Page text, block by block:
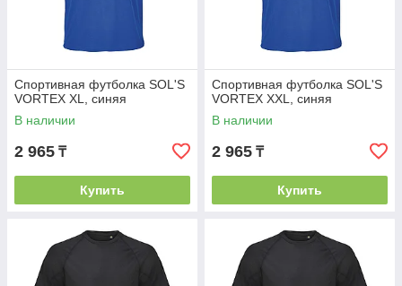
Спортивная футболка SOL'S
VORTEX XL, синяя
В наличии
2 965 ₸
Купить
Спортивная футболка SOL'S
VORTEX XXL, синяя
В наличии
2 965 ₸
Купить